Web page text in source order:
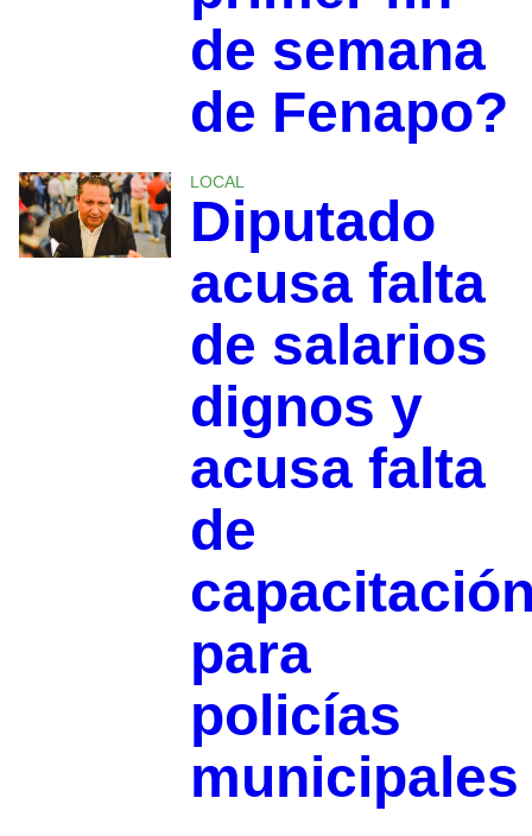
de semana
de Fenapo?
LOCAL
Diputado
acusa falta
de salarios
dignos y
acusa falta
de
para
policías
municipales